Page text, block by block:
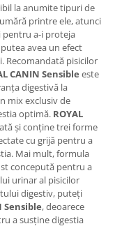
la anumite tipuri de
printre ele, atunci
pentru a-i proteja
avea un efect
Recomandată pisicilor
CANIN Sensible este
digestivă la
mix exclusiv de
optimă. ROYAL
și conține trei forme
cu grijă pentru a
Mai mult, formula
concepută pentru a
urinar al pisicilor
digestiv, puteți
Sensible, deoarece
a susține digestia